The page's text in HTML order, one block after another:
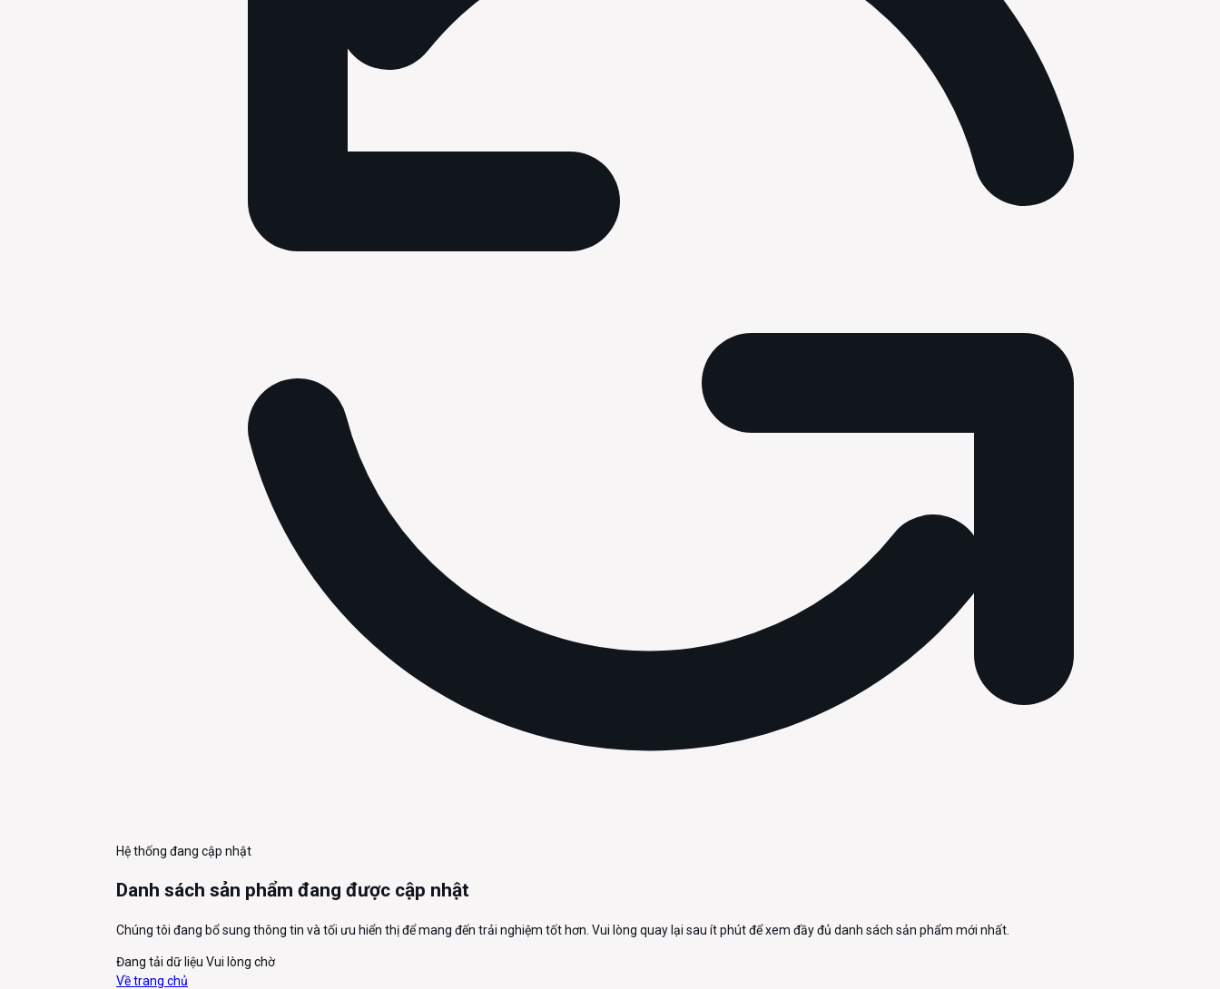
Hệ thống đang cập nhật
Danh sách sản phẩm đang được cập nhật
Chúng tôi đang bổ sung thông tin và tối ưu hiển thị để mang đến trải nghiệm tốt hơn. Vui lòng quay lại sau ít phút để xem đầy đủ danh sách sản phẩm mới nhất.
Đang tải dữ liệu Vui lòng chờ
Về trang chủ